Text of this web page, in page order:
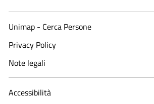
Unimap - Cerca Persone
Privacy Policy
Note legali
Accessibilità